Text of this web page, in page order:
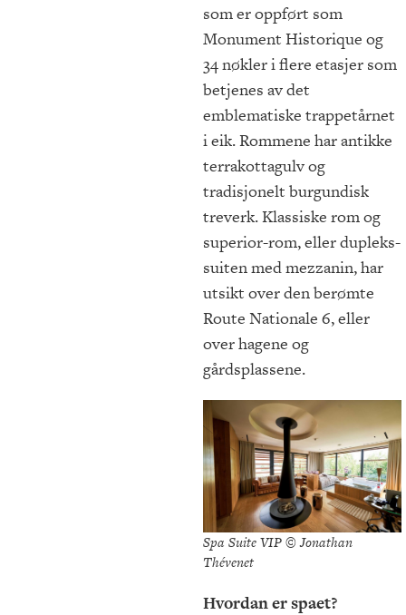
som er oppført som
Monument Historique og
34 nøkler i flere etasjer som
betjenes av det
emblematiske trappetårnet
i eik. Rommene har antikke
terrakottagulv og
tradisjonelt burgundisk
treverk. Klassiske rom og
superior-rom, eller dupleks-
suiten med mezzanin, har
utsikt over den berømte
Route Nationale 6, eller
over hagene og
gårdsplassene.
Spa Suite VIP © Jonathan
Thévenet
Hvordan er spaet?